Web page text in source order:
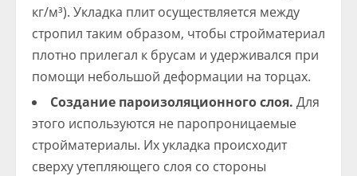
кг/м³). Укладка плит осуществляется между
стропил таким образом, чтобы стройматериал
плотно прилегал к брусам и удерживался при
помощи небольшой деформации на торцах.
Создание пароизоляционного слоя. Для
этого используются не паропроницаемые
стройматериалы. Их укладка происходит
сверху утепляющего слоя со стороны